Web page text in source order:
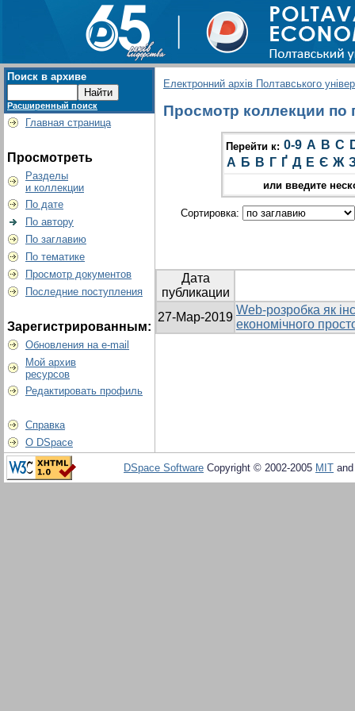
Поиск в архиве
Расширенный поиск
Главная страница
Просмотреть
Разделы
и коллекции
По дате
По автору
По заглавию
По тематике
Просмотр документов
Последние поступления
Зарегистрированным:
Обновления на e-mail
Мой архив
ресурсов
Редактировать профиль
Справка
О DSpace
Електронний архів Полтавського
Просмотр коллекции по
Перейти к: 0-9 A B C
А Б В Г Ґ Д Е Є Ж
или введите
Сортировка:
Дата
публикации
27-Мар-2019
Web-розробка як
економічного
DSpace Software Copyright © 2002-2005 MIT